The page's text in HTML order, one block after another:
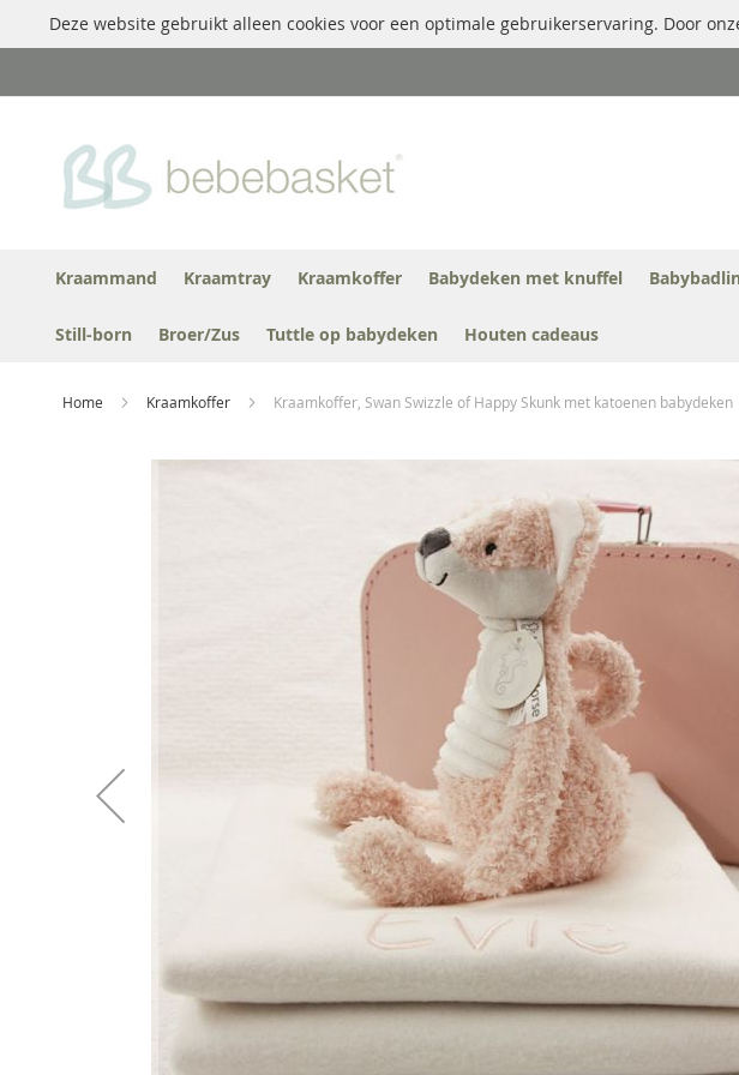
Deze website gebruikt alleen cookies voor een optimale gebruikerservaring. Door
naar
inhoud
Kraammand Kraamtray Kraamkoffer Babydeken met knuffel
Still-born Broer/Zus Tuttle op babydeken Houten cadeaus
Home Kraamkoffer Kraamkoffer, Swan Swizzle of Happy Skunk met katoenen babydeken